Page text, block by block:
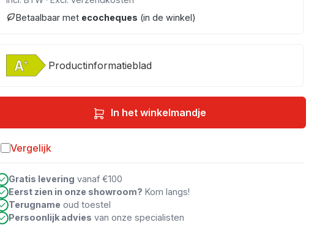
Betaalbaar met ecocheques (in de winkel)
Productinformatieblad
In het winkelmandje
Vergelijk
Toevoegen aan vergelijking
Gratis levering vanaf €100
Eerst zien in onze showroom? Kom langs!
Terugname oud toestel
Persoonlijk advies van onze specialisten